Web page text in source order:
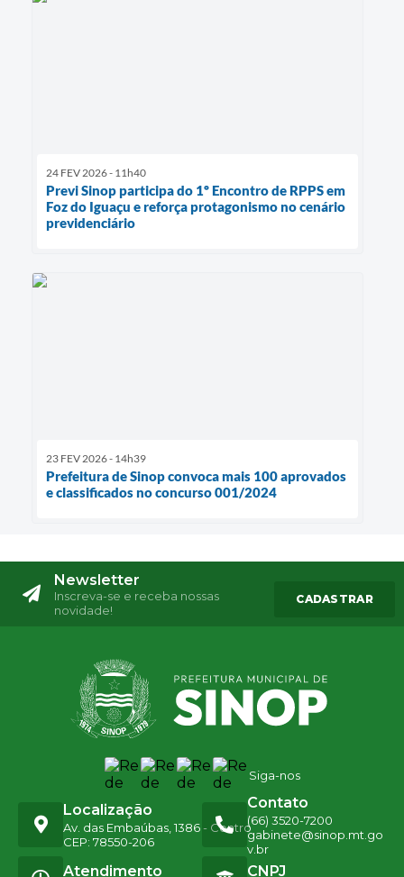
24 FEV 2026 - 11h40
Previ Sinop participa do 1º Encontro de RPPS em
Foz do Iguaçu e reforça protagonismo no cenário
previdenciário
23 FEV 2026 - 14h39
Prefeitura de Sinop convoca mais 100 aprovados
e classificados no concurso 001/2024
Newsletter
Inscreva-se e receba nossas
novidade!
CADASTRAR
Siga-nos
Localização
Av. das Embaúbas, 1386 - Centro
CEP: 78550-206
Contato
(66) 3520-7200
gabinete@sinop.mt.go
v.br
Atendimento CNPJ